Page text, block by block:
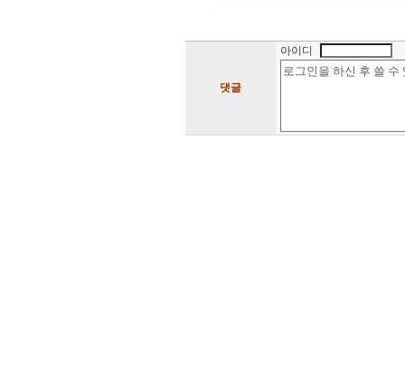
댓글
아이디